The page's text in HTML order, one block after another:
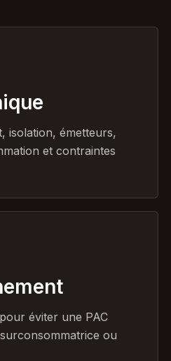
isolation, émetteurs,
et contraintes
éviter une PAC
ou